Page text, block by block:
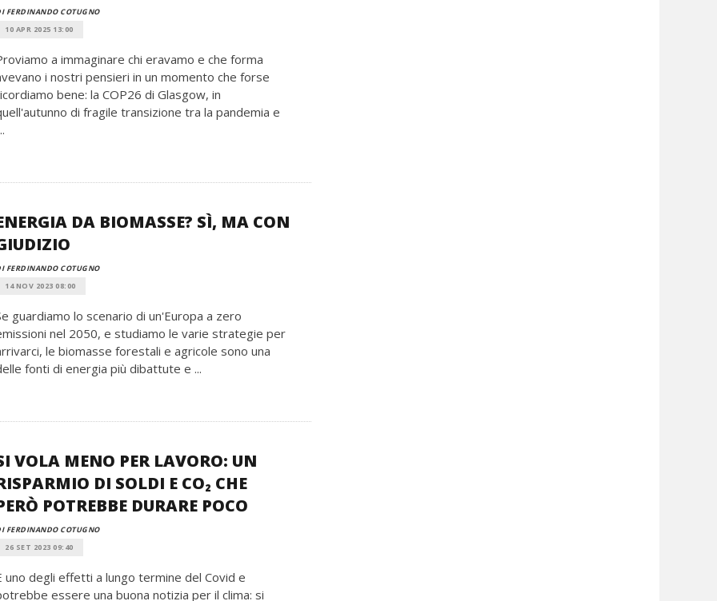
FERDINANDO COTUGNO
10 APR 2025 13:00
a immaginare chi eravamo e che forma
i nostri pensieri in un momento che forse
bene: la COP26 di Glasgow, in
di fragile transizione tra la pandemia e
DA BIOMASSE? SÌ, MA CON
FERDINANDO COTUGNO
14 NOV 2023 08:00
guardiamo lo scenario di un'Europa a zero
nel 2050, e studiamo le varie strategie per
le biomasse forestali e agricole sono una
fonti di energia più dibattute e ...
VOLA MENO PER LAVORO: UN
DI SOLDI E CO₂ CHE
POTREBBE DURARE POCO
FERDINANDO COTUGNO
26 SET 2023 09:40
uno degli effetti a lungo termine del Covid e
essere una buona notizia per il clima: si